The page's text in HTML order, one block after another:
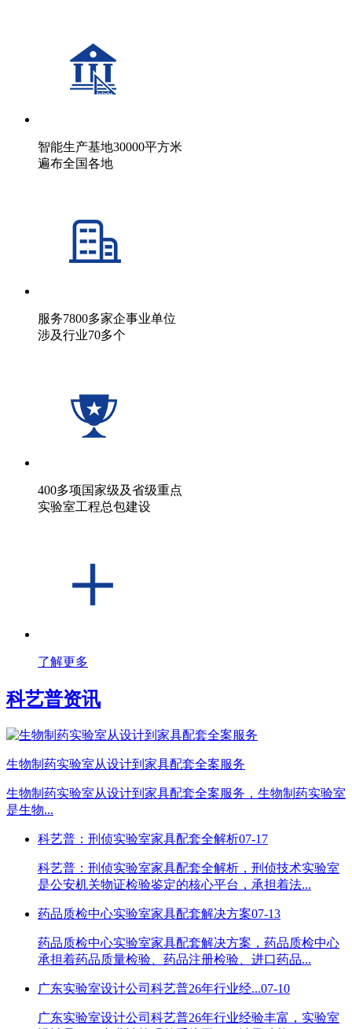
智能生产基地30000平方米
遍布全国各地
服务7800多家企事业单位
涉及行业70多个
400多项国家级及省级重点
实验室工程总包建设
了解更多
科艺普资讯
生物制药实验室从设计到家具配套全案服务
生物制药实验室从设计到家具配套全案服务，生物制药实验室
是生物...
科艺普：刑侦实验室家具配套全解析07-17
科艺普：刑侦实验室家具配套全解析，刑侦技术实验室
是公安机关物证检验鉴定的核心平台，承担着法...
药品质检中心实验室家具配套解决方案07-13
药品质检中心实验室家具配套解决方案，药品质检中心
承担着药品质量检验、药品注册检验、进口药品...
广东实验室设计公司科艺普26年行业经...07-10
广东实验室设计公司科艺普26年行业经验丰富，实验室